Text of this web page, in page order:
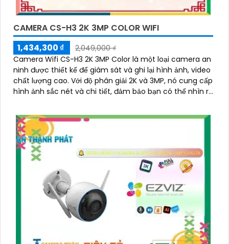
CAMERA CS-H3 2K 3MP COLOR WIFI
1,434,300 ₫
2,049,000 ₫
Camera Wifi CS-H3 2K 3MP Color là một loại camera an
ninh được thiết kế để giám sát và ghi lại hình ảnh, video
chất lượng cao. Với độ phân giải 2K và 3MP, nó cung cấp
hình ảnh sắc nét và chi tiết, đảm bảo bạn có thể nhìn rõ